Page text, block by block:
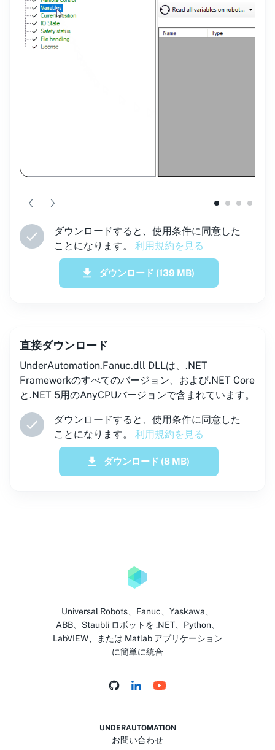
ダウンロードすると、使用条件に同意した
ことになります。
利用規約を見る
ダウンロード (139 MB)
直接ダウンロード
UnderAutomation.Fanuc.dll DLLは、.NET
Frameworkのすべてのバージョン、および.NET Core
と.NET 5用のAnyCPUバージョンで含まれています。
ダウンロードすると、使用条件に同意した
ことになります。
利用規約を見る
ダウンロード (8 MB)
Universal Robots、Fanuc、Yaskawa、
ABB、Staubli ロボットを .NET、Python、
LabVIEW、または Matlab アプリケーション
に簡単に統合
UNDERAUTOMATION
お問い合わせ